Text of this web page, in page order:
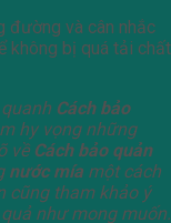
đường và cân nhắc
không bị quá tải chất
Cách bảo
hy vọng những
về Cách bảo quản
nước mía một cách
cũng tham khảo ý
như mong muốn.